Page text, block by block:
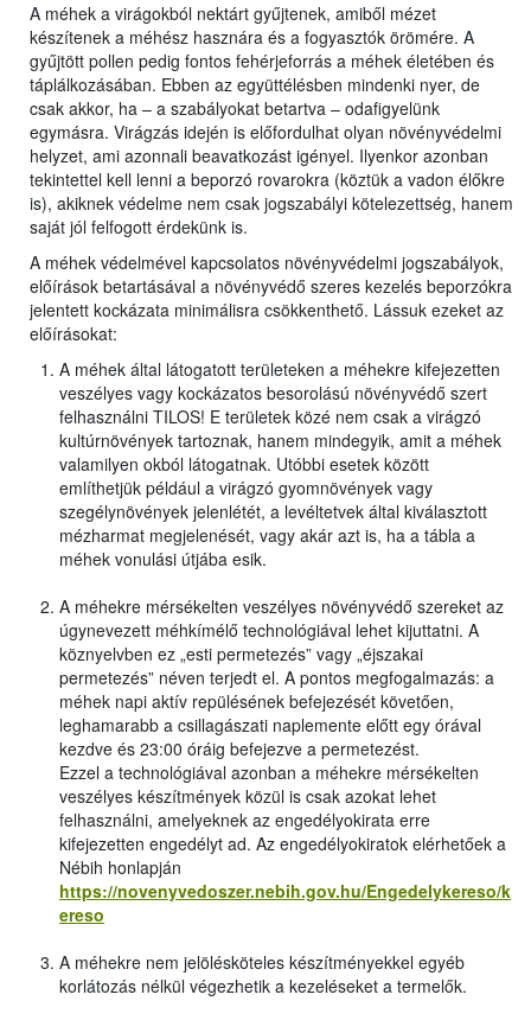
A méhek a virágokból nektárt gyűjtenek, amiből mézet
készítenek a méhész hasznára és a fogyasztók örömére. A
gyűjtött pollen pedig fontos fehérjeforrás a méhek életében és
táplálkozásában. Ebben az együttélésben mindenki nyer, de
csak akkor, ha – a szabályokat betartva – odafigyelünk
egymásra. Virágzás idején is előfordulhat olyan növényvédelmi
helyzet, ami azonnali beavatkozást igényel. Ilyenkor azonban
tekintettel kell lenni a beporzó rovarokra (köztük a vadon élőkre
is), akiknek védelme nem csak jogszabályi kötelezettség, hanem
saját jól felfogott érdekünk is.
A méhek védelmével kapcsolatos növényvédelmi jogszabályok,
előírások betartásával a növényvédő szeres kezelés beporzókra
jelentett kockázata minimálisra csökkenthető. Lássuk ezeket az
előírásokat:
A méhek által látogatott területeken a méhekre kifejezetten
veszélyes vagy kockázatos besorolású növényvédő szert
felhasználni TILOS! E területek közé nem csak a virágzó
kultúrnövények tartoznak, hanem mindegyik, amit a méhek
valamilyen okból látogatnak. Utóbbi esetek között
említhetjük például a virágzó gyomnövények vagy
szegélynövények jelenlétét, a levéltetvek által kiválasztott
mézharmat megjelenését, vagy akár azt is, ha a tábla a
méhek vonulási útjába esik.
A méhekre mérsékelten veszélyes növényvédő szereket az
úgynevezett méhkímélő technológiával lehet kijuttatni. A
köznyelvben ez „esti permetezés” vagy „éjszakai
permetezés” néven terjedt el. A pontos megfogalmazás: a
méhek napi aktív repülésének befejezését követően,
leghamarabb a csillagászati naplemente előtt egy órával
kezdve és 23:00 óráig befejezve a permetezést.
Ezzel a technológiával azonban a méhekre mérsékelten
veszélyes készítmények közül is csak azokat lehet
felhasználni, amelyeknek az engedélyokirata erre
kifejezetten engedélyt ad. Az engedélyokiratok elérhetőek a
Nébih honlapján
https://novenyvedoszer.nebih.gov.hu/Engedelykereso/k
ereso
A méhekre nem jelölésköteles készítményekkel egyéb
korlátozás nélkül végezhetik a kezeléseket a termelők.